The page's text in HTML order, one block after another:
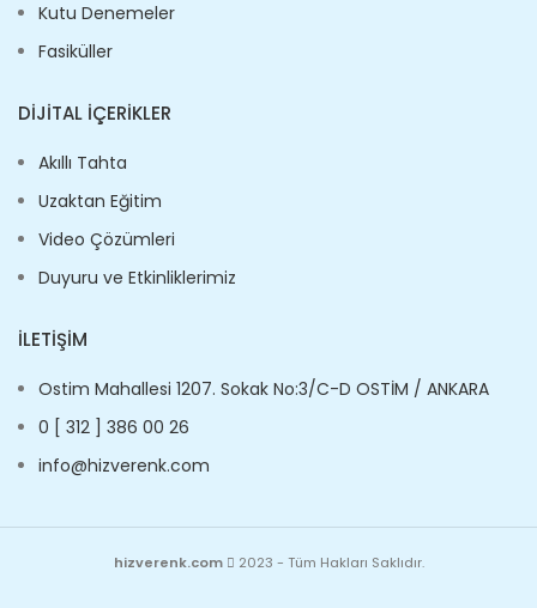
Kutu Denemeler
Fasiküller
DIJITAL İÇERIKLER
Akıllı Tahta
Uzaktan Eğitim
Video Çözümleri
Duyuru ve Etkinliklerimiz
İLETIŞIM
Ostim Mahallesi 1207. Sokak No:3/C-D OSTİM / ANKARA
0 [ 312 ] 386 00 26
info@hizverenk.com
hizverenk.com 2023 - Tüm Hakları Saklıdır.